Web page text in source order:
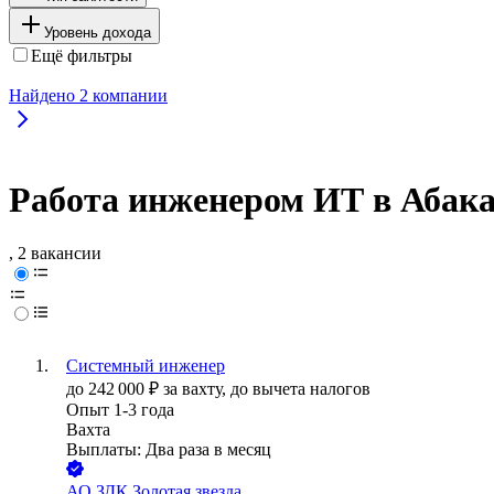
Уровень дохода
Ещё фильтры
Найдено 2 компании
Работа инженером ИТ в
, 2 вакансии
Системный инженер
до 242 000 ₽ за вахту, до вычета налогов
Опыт 1-3 года
Вахта
Выплаты: Два раза в месяц